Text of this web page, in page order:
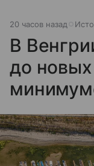
20 часов назад
В
до